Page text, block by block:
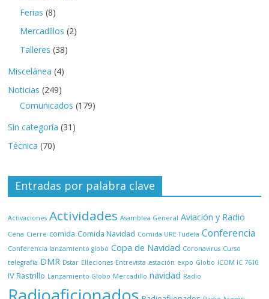
Ferias (8)
Mercadillos (2)
Talleres (38)
Miscelánea (4)
Noticias (249)
Comunicados (179)
Sin categoría (31)
Técnica (70)
Entradas por palabra clave
Activaciones Actividades Asamblea General Aviación y Radio
Cena Cierre comida Comida Navidad Comida URE Tudela Conferencia
Conferencia lanzamiento globo Copa de Navidad Coronavirus Curso
telegrafía DMR Dstar Elleciones Entrevista estación expo Globo ICOM IC 7610
IV Rastrillo Lanzamiento Globo Mercadillo navidad Radio